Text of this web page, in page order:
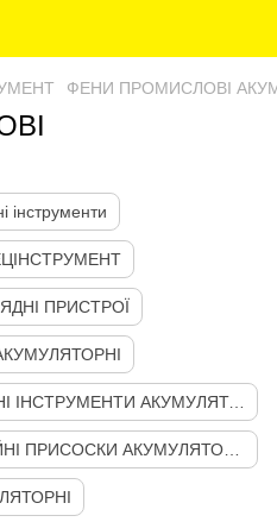
ФЕНИ ПРОМИСЛОВІ
інструменти
ПРИСТРОЇ
БАГАТОФУНКЦІОНАЛЬНІ ІНСТРУМЕНТИ АКУМУЛЯТОРНІ